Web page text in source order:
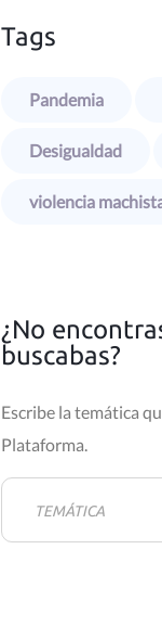
Tags
Pandemia
Desigualdad
violencia
¿No
buscabas?
Escribe la temática
Plataforma.